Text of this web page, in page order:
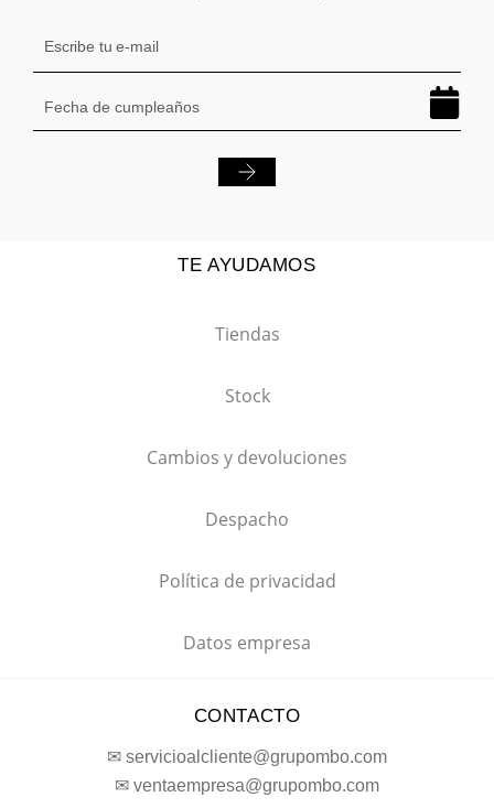
TE AYUDAMOS
Tiendas
Stock
Cambios y devoluciones
Despacho
Política de privacidad
Datos empresa
CONTACTO
✉ servicioalcliente@grupombo.com
✉ ventaempresa@grupombo.com